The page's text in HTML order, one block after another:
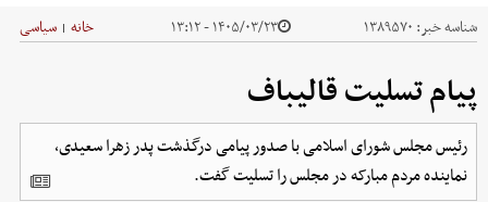
شناسه خبر: ۱۳۸۹۵۷۰ ۱۴۰۵/۰۳/۲۳ - ۱۳:۱۲ خانه | سیاسی
پیام تسلیت قالیباف
رئیس مجلس شورای اسلامی با صدور پیامی درگذشت پدر زهرا سعیدی،
نماینده مردم مبارکه در مجلس را تسلیت گفت.